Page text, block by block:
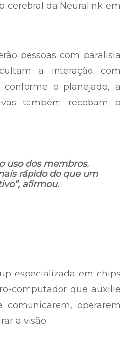
cerebral da Neuralink em
pessoas com paralisia
a interação com
conforme o planejado, a
também recebam o
uso dos membros.
rápido do que um
afirmou.
especializada em chips
computador que auxilie
comunicarem, operarem
a visão.